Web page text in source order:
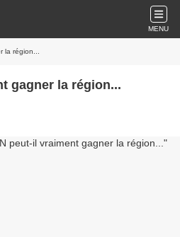
MENU
la région...
gagner la région...